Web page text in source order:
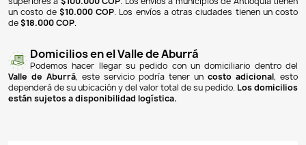
NOTIFICARME CUANDO ESTÉ DISPONIBLE